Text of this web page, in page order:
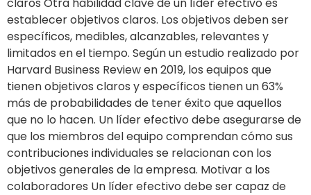
establecer objetivos claros. Los objetivos deben ser
específicos, medibles, alcanzables, relevantes y
limitados en el tiempo. Según un estudio realizado por
Harvard Business Review en 2019, los equipos que
tienen objetivos claros y específicos tienen un 63%
más de probabilidades de tener éxito que aquellos
que no lo hacen. Un líder efectivo debe asegurarse de
que los miembros del equipo comprendan cómo sus
contribuciones individuales se relacionan con los
objetivos generales de la empresa. Motivar a los
colaboradores Un líder efectivo debe ser capaz de